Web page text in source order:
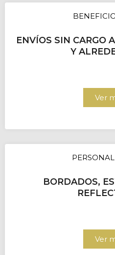
ENVÍOS SIN CARGO
Y
Ver
BORDADOS,
Ver